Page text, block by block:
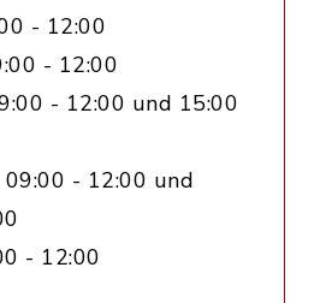
- 12:00
- 12:00
- 12:00 und 15:00
- 12:00 und
- 12:00